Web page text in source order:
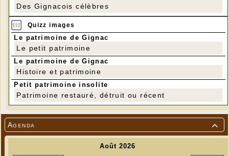

Agenda
Des Gignacois célèbres
Quizz images
Le patrimoine de Gignac
Le petit patrimoine
Le patrimoine de Gignac
Histoire et patrimoine
Petit patrimoine insolite
Patrimoine restauré, détruit ou récent